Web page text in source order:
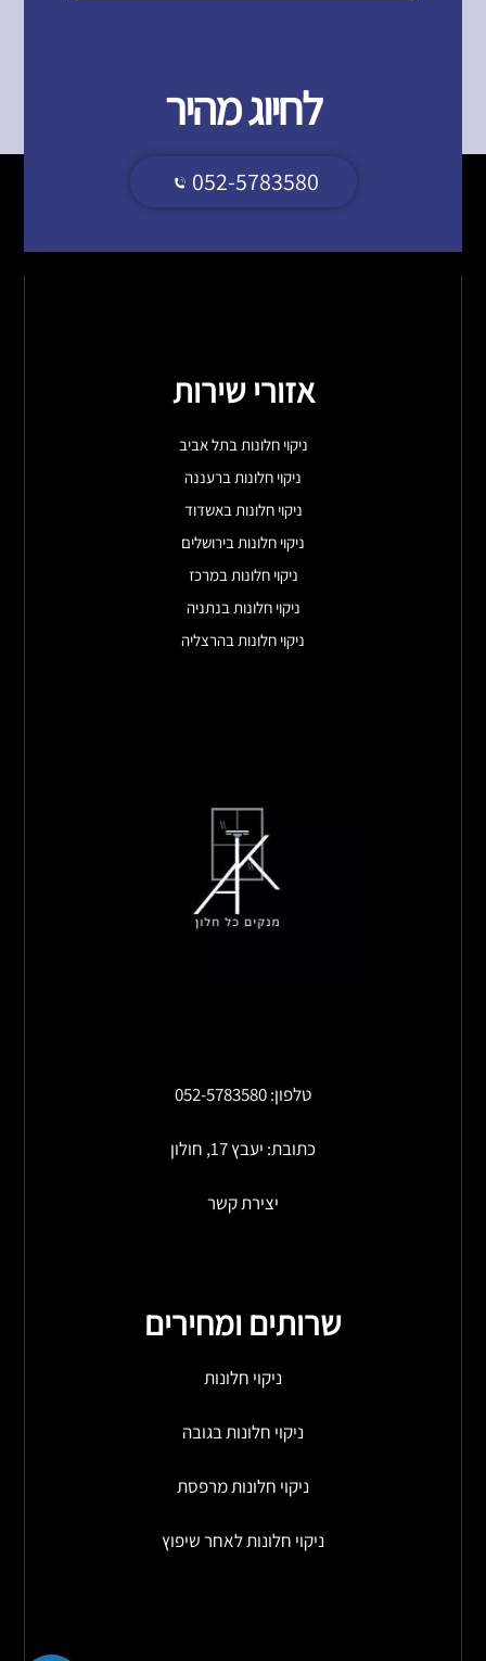
לחיוג מהיר
052-5783580
אזורי שירות
ניקוי חלונות בתל אביב
ניקוי חלונות ברעננה
ניקוי חלונות באשדוד
ניקוי חלונות בירושלים
ניקוי חלונות במרכז
ניקוי חלונות בנתניה
ניקוי חלונות בהרצליה
טלפון: 052-5783580
כתובת: יעבץ 17, חולון
יצירת קשר
שרותים ומחירים
ניקוי חלונות
ניקוי חלונות בגובה
ניקוי חלונות מרפסת
ניקוי חלונות לאחר שיפוץ